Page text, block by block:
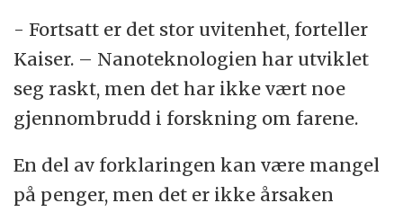
- Fortsatt er det stor uvitenhet, forteller
Kaiser. – Nanoteknologien har utviklet
seg raskt, men det har ikke vært noe
gjennombrudd i forskning om farene.
En del av forklaringen kan være mangel
på penger, men det er ikke årsaken